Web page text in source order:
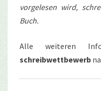
vorgelesen wird,
Buch.
Alle weiteren
schreibwettbewerb